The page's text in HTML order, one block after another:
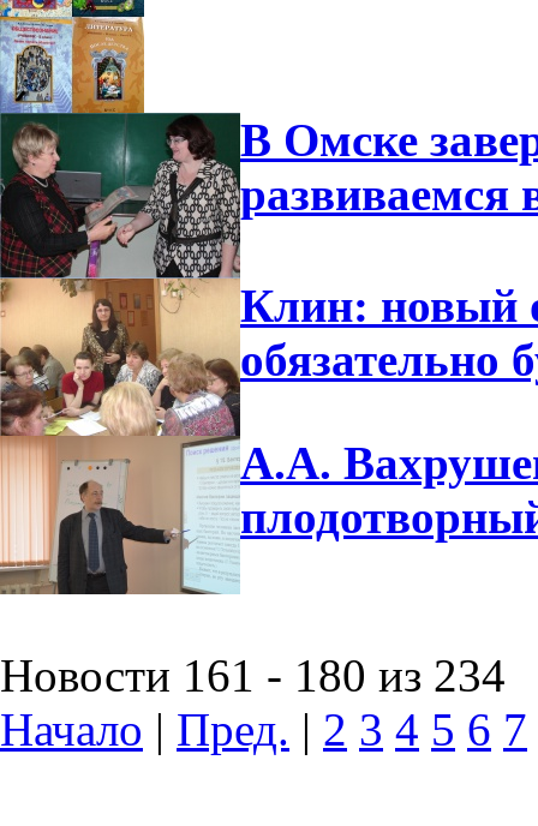
В Омске
развиваемся
Клин: новый
обязательно
А.А.
Новости 161 - 180 из 234
Начало | Пред. | 2 3 4 5 6 7